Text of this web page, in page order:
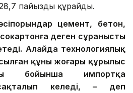
пайызды құрайды.
цемент, бетон,
деген сұранысты
Алайда технологиялық
құны жоғары құрылыс
бойынша импортқа
сақталып келеді, – деп